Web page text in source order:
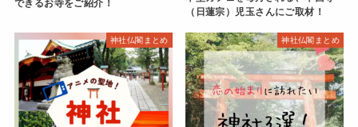
できるお寺をご紹介！
（日蓮宗）児玉さんにご取材！
神社仏閣まとめ 神社仏閣まとめ